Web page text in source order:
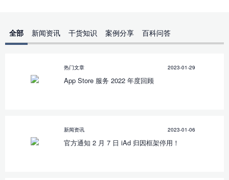
全部 新闻资讯 干货知识 案例分享 百科问答
热门文章 2023-01-29
App Store 服务 2022 年度回顾
新闻资讯 2023-01-06
官方通知 2 月 7 日 iAd 归因框架停用！